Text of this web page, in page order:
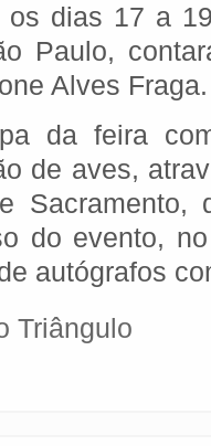
os dias 17 a
Paulo,
Alves Fraga.
da feira
de aves,
Sacramento,
do evento,
autógrafos
Triângulo